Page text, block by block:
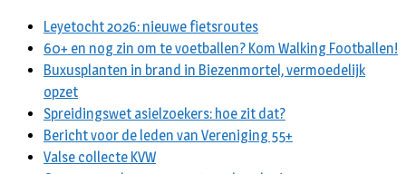
Leyetocht 2026: nieuwe fietsroutes
60+ en nog zin om te voetballen? Kom Walking Footballen!
Buxusplanten in brand in Biezenmortel, vermoedelijk
opzet
Spreidingswet asielzoekers: hoe zit dat?
Bericht voor de leden van Vereniging 55+
Valse collecte KVW